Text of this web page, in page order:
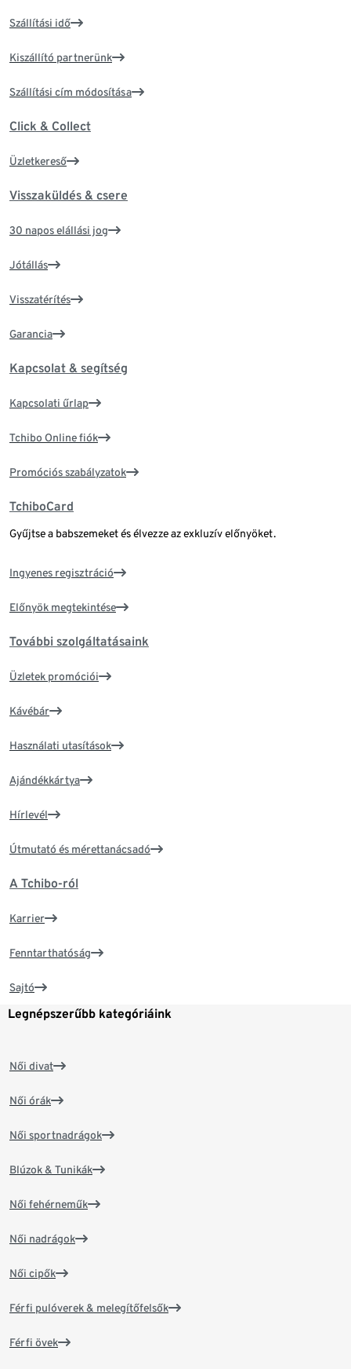
Szállítási idő
Kiszállító partnerünk
Szállítási cím módosítása
Click & Collect
Üzletkereső
Visszaküldés & csere
30 napos elállási jog
Jótállás
Visszatérítés
Garancia
Kapcsolat & segítség
Kapcsolati űrlap
Tchibo Online fiók
Promóciós szabályzatok
TchiboCard
Gyűjtse a babszemeket és élvezze az exkluzív előnyöket.
Ingyenes regisztráció
Előnyök megtekintése
További szolgáltatásaink
Üzletek promóciói
Kávébár
Használati utasítások
Ajándékkártya
Hírlevél
Útmutató és mérettanácsadó
A Tchibo-ról
Karrier
Fenntarthatóság
Sajtó
Legnépszerűbb kategóriáink
Női divat
Női órák
Női sportnadrágok
Blúzok & Tunikák
Női fehérneműk
Női nadrágok
Női cipők
Férfi pulóverek & melegítőfelsők
Férfi övek